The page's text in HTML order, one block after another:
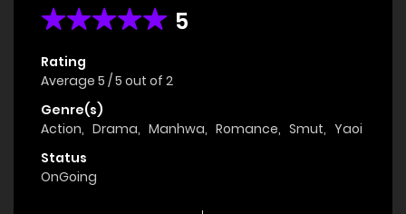
5
Rating
Average 5 /5 out of 2
Genre(s)
Action, Drama, Manhwa, Romance, Smut, Yaoi
Status
OnGoing